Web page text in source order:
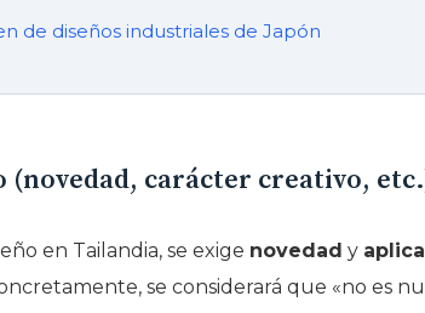
de diseños industriales de Japón
(novedad, carácter creativo,
en Tailandia, se exige novedad y
se considerará que «no es